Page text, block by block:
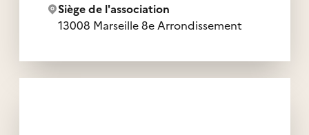
Siège de l'association
13008 Marseille 8e Arrondissement